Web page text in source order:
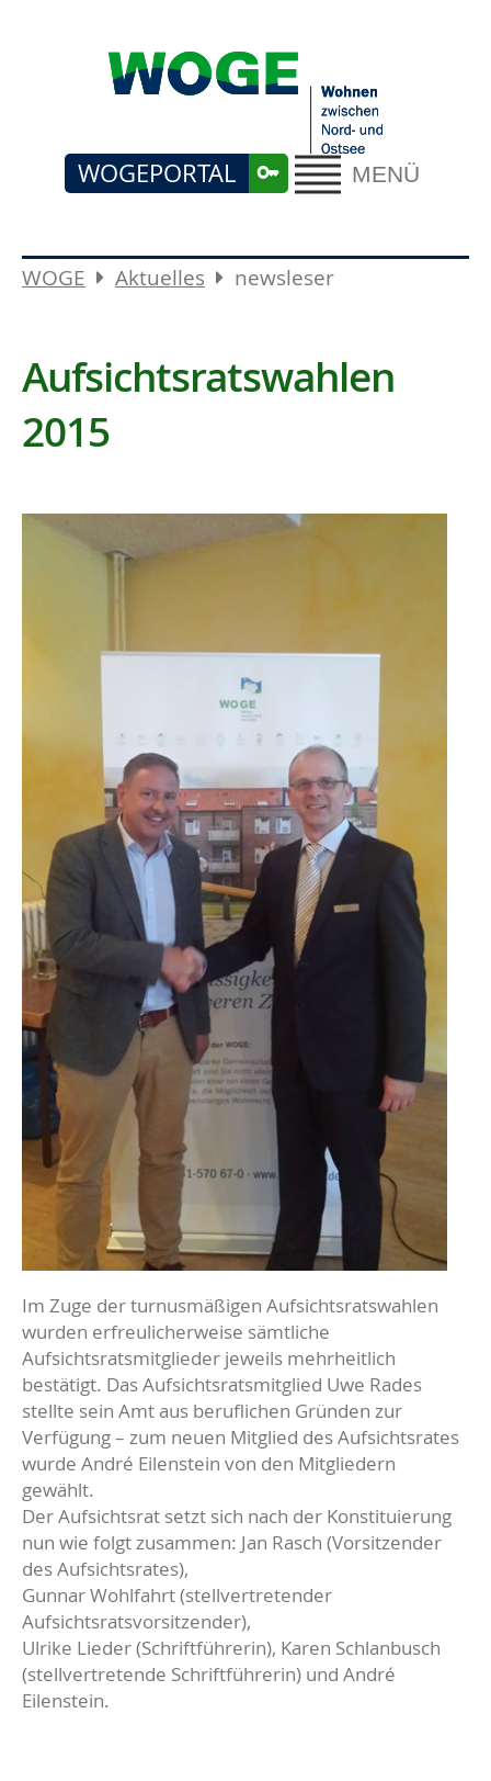
MENÜ
WOGEPORTAL
WOGE Aktuelles newsleser
Aufsichtsratswahlen
2015
Im Zuge der turnusmäßigen Aufsichtsratswahlen
wurden erfreulicherweise sämtliche
Aufsichtsratsmitglieder jeweils mehrheitlich
bestätigt. Das Aufsichtsratsmitglied Uwe Rades
stellte sein Amt aus beruflichen Gründen zur
Verfügung – zum neuen Mitglied des Aufsichtsrates
wurde André Eilenstein von den Mitgliedern
gewählt.
Der Aufsichtsrat setzt sich nach der Konstituierung
nun wie folgt zusammen: Jan Rasch (Vorsitzender
des Aufsichtsrates),
Gunnar Wohlfahrt (stellvertretender
Aufsichtsratsvorsitzender),
Ulrike Lieder (Schriftführerin), Karen Schlanbusch
(stellvertretende Schriftführerin) und André
Eilenstein.